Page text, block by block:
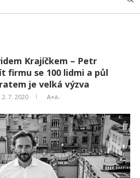
Krajíčkem – Petr
firmu se 100 lidmi a půl
je velká výzva
2. 7. 2020 A+A-